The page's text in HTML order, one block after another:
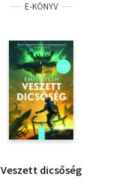
E-KÖNYV
Veszett dicsőség